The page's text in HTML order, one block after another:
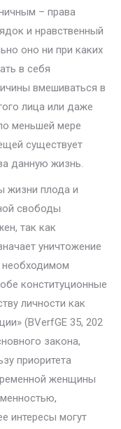
– права
и нравственный
оно ни при каких
в себя
вме­шиваться в
лица или даже
меньшей мере
существует
данную жизнь.
жизни плода и
свободы
так как
уничтожение
конституционные
личности как
(BVerfGE 35, 202
закона,
приоритета
женщины
интересы могут